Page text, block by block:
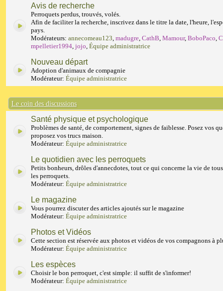
Avis de recherche
Perroquets perdus, trouvés, volés.
Afin de faciliter la recherche, inscrivez dans le titre la date, l'heure,
pays.
Modérateurs: annecomeau123 madugre CathB Mamour, BoboPaco
mpelletier1994 jojo Équipe administratrice
Nouveau départ
Adoption d'animaux de compagnie
Modérateur: Équipe administratrice
Le coin des discussions
Santé physique et psychologique
Problèmes de santé, de comportement, signes de faiblesse. Posez vos
proposez vos trucs maison.
Modérateur: Équipe administratrice
Le quotidien avec les perroquets
Petits bonheurs, drôles d'annecdotes, tout ce qui concerne la vie de
les perroquets.
Modérateur: Équipe administratrice
Le magazine
Vous pourrez discuter des articles ajoutés sur le magazine
Modérateur: Équipe administratrice
Photos et Vidéos
Cette section est réservée aux photos et vidéos de vos compagnons à
Modérateur: Équipe administratrice
Les espèces
Choisir le bon perroquet, c'est simple: il suffit de s'informer!
Modérateur: Équipe administratrice